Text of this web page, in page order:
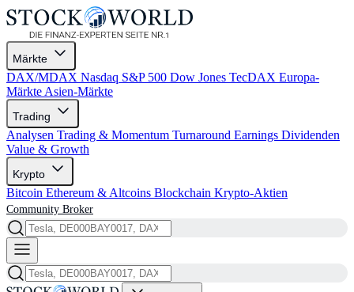
Märkte
DAX/MDAX Nasdaq S&P 500 Dow Jones TecDAX Europa-
Märkte Asien-Märkte
Trading
Analysen Trading & Momentum Turnaround Earnings Dividenden
Value & Growth
Krypto
Bitcoin Ethereum & Altcoins Blockchain Krypto-Aktien
Community Broker